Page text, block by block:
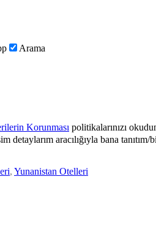
Arama
Korunması politikalarınızı
detaylarım aracılığıyla bana
, Yunanistan Otelleri